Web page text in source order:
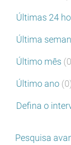
Últimas 24
Última
Último mês
Último ano
Defina o
Pesquisa